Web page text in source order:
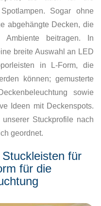
Sogar ohne
abgehängte Decken, die
beitragen. In
breite Auswahl an LED
in L-Form, die
können; gemusterte
sowie
Ideen mit Deckenspots.
Stuckprofile nach
geordnet.
für
für die